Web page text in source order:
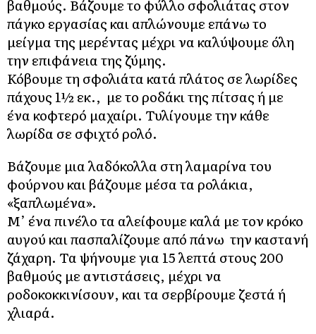
βαθμούς. Βάζουμε το φύλλο σφολιάτας στον
πάγκο εργασίας και απλώνουμε επάνω το
μείγμα της μερέντας μέχρι να καλύψουμε όλη
την επιφάνεια της ζύμης.
Κόβουμε τη σφολιάτα κατά πλάτος σε λωρίδες
πάχους 1½ εκ., με το ροδάκι της πίτσας ή με
ένα κοφτερό μαχαίρι. Τυλίγουμε την κάθε
λωρίδα σε σφιχτό ρολό.
Βάζουμε μια λαδόκολλα στη λαμαρίνα του
φούρνου και βάζουμε μέσα τα ρολάκια,
«ξαπλωμένα».
Μ’ ένα πινέλο τα αλείφουμε καλά με τον κρόκο
αυγού και πασπαλίζουμε από πάνω την καστανή
ζάχαρη. Τα ψήνουμε για 15 λεπτά στους 200
βαθμούς με αντιστάσεις, μέχρι να
ροδοκοκκινίσουν, και τα σερβίρουμε ζεστά ή
χλιαρά.